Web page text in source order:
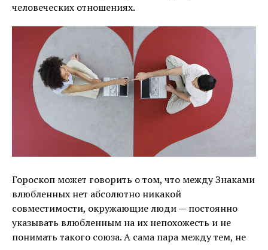
человеческих отношениях.
Гороскоп может говорить о том, что между Знаками
влюбленных нет абсолютно никакой
совместимости, окружающие люди — постоянно
указывать влюбленным на их непохожесть и не
понимать такого союза. А сама пара между тем, не